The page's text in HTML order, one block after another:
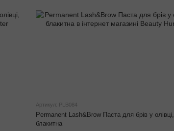
Артикул: PLB084
Permanent Lash&Brow Паста для брів у олівці,
блакитна